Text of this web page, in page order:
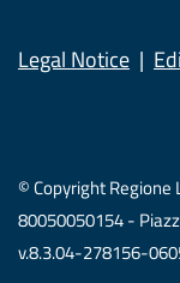
Legal Notice
© Copyright
80050050154 -
v.8.3.04-278156-